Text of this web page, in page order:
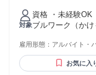
定内支給（上限定
対象
資格 ・未経験OK
ブルワーク（か
仕事をお探し中の
も大歓迎！
雇用形態： アルバイト・
お気に入